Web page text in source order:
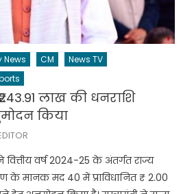
News CM
News TV
लाख की धनराशि
किया
वित्तीय वर्ष 2024-25 के अंतर्गत राज्य
मानक मद 40 में प्राविधानित ₹ 2.00